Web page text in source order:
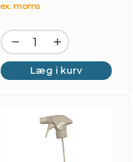
ex. moms
Læg i kurv